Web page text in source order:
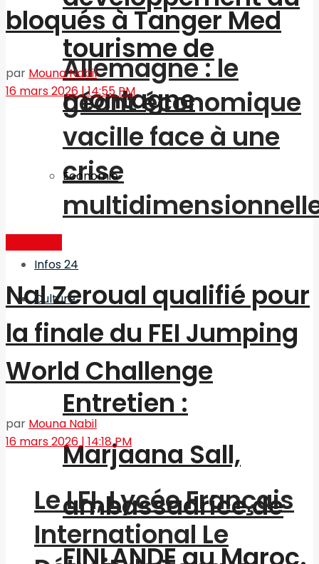
Allemagne : le
géant économique
vacille face à une
crise
Infos 24
Culture
Le LFI, Lycée Français
International Le
tourisme de
montagne
Economie
Entretien :
Marjaana Sall,
ambassadrice de
bloqués à Tanger Med
par Mouna Nabil
16 mars 2026 | 14:55 PM
Nal Zeroual qualifié pour
la finale du FEI Jumping
World Challenge
par Mouna Nabil
16 mars 2026 | 14:18 PM